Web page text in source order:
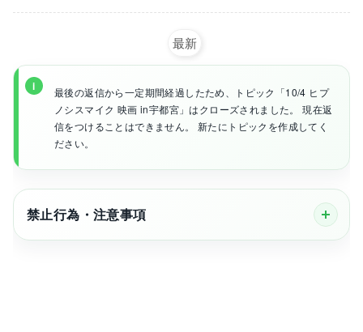
最新
最後の返信から一定期間経過したため、トピック「10/4 ヒプ
ノシスマイク 映画 in宇都宮」はクローズされました。 現在返
信をつけることはできません。 新たにトピックを作成してく
ださい。
禁止行為・注意事項